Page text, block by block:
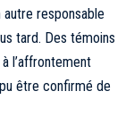
responsable
tard. Des témoins
l’affrontement
être confirmé de